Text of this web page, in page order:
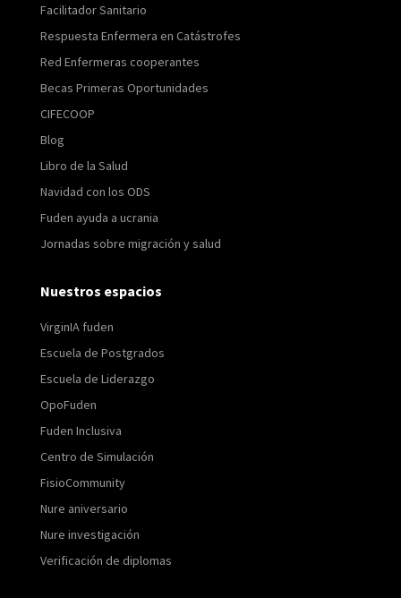
Facilitador Sanitario
Respuesta Enfermera en Catástrofes
Red Enfermeras cooperantes
Becas Primeras Oportunidades
CIFECOOP
Blog
Libro de la Salud
Navidad con los ODS
Fuden ayuda a ucrania
Jornadas sobre migración y salud
Nuestros espacios
VirginIA fuden
Escuela de Postgrados
Escuela de Liderazgo
OpoFuden
Fuden Inclusiva
Centro de Simulación
FisioCommunity
Nure aniversario
Nure investigación
Verificación de diplomas